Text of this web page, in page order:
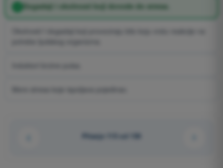
Dogadaji i okolnosti koji dovode do stresa.
Pitanje 115 od 150